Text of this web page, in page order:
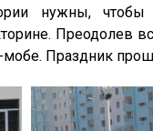
нужны,
Преодолев
Праздник